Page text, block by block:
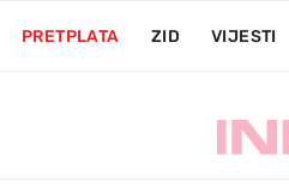
PRETPLATA ZID VIJESTI